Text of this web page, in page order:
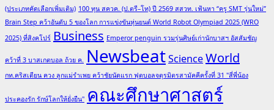
(ประเภทคัดเลือกเพิ่มเติม) 100 ทุน สควค. (ป.ตรี–โท) ปี 2569 สสวท. เฟ้นหา “ครู SMT รุ่นใหม่”
Brain Step คว้าอันดับ 5 ของโลก การแข่งขันหุ่นยนต์ World Robot Olympiad 2025 (WRO
2025) ที่สิงคโปร์ Business Emperor penguin รวมรุ่นศิษย์เก่านักบาสฯ อัสสัมชัญ
คว้าที่ 3 บาสเกตบอล ถ้วย ค. NewsbeatScienceWorld
กท.คริสเตียน ควง ลูกแม่รำเพย คว้าชัยนัดแรก ฟุตบอลจตุรมิตรสามัคคีครั้งที่ 31 "สี่พี่น้อง
ประคองรัก รักษ์โลกให้ยั่งยืน" คณะศึกษาศาสตร์